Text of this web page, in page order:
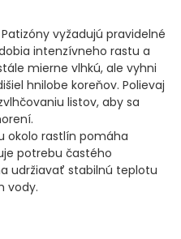
Patizóny vyžadujú pravidelné
intenzívneho rastu a
mierne vlhkú, ale vyhni
hnilobe koreňov. Polievaj
listov, aby sa
okolo rastlín pomáha
potrebu častého
udržiavať stabilnú teplotu
vody.